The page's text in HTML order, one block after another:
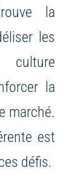
la
les
culture
la
marché.
est
défis.